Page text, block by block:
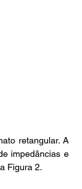
impedâncias e
Figura 2.